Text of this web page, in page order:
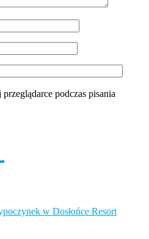
podczas pisania
w Dosłońce Resort